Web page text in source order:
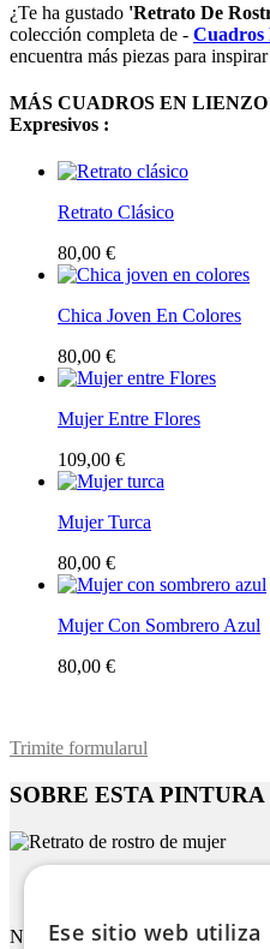
¿Te ha gustado 'Retrato De
colección completa de - Cuadros
encuentra más piezas para
MÁS CUADROS EN
Expresivos :
Retrato Clásico
80,00 €
Chica Joven En Colores
80,00 €
Mujer Entre Flores
109,00 €
Mujer Turca
80,00 €
Mujer Con Sombrero Azul
80,00 €
Trimite formularul
SOBRE ESTA PINTURA
Retrato De
NombreEse sitio web utiliza